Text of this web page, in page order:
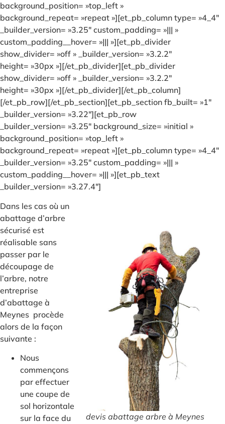
background_position= »top_left »
background_repeat= »repeat »][et_pb_column type= »4_4″
_builder_version= »3.25″ custom_padding= »||| »
custom_padding__hover= »||| »][et_pb_divider
show_divider= »off » _builder_version= »3.2.2″
height= »30px »][/et_pb_divider][et_pb_divider
show_divider= »off » _builder_version= »3.2.2″
height= »30px »][/et_pb_divider][/et_pb_column]
[/et_pb_row][/et_pb_section][et_pb_section fb_built= »1″
_builder_version= »3.22″][et_pb_row
_builder_version= »3.25″ background_size= »initial »
background_position= »top_left »
background_repeat= »repeat »][et_pb_column type= »4_4″
_builder_version= »3.25″ custom_padding= »||| »
custom_padding__hover= »||| »][et_pb_text
_builder_version= »3.27.4″]
devis abattage arbre à Meynes
Dans les cas où un
abattage d’arbre
sécurisé est
réalisable sans
passer par le
découpage de
l’arbre, notre
entreprise
d’abattage à
Meynes procède
alors de la façon
suivante :
Nous
commençons
par effectuer
une coupe de
sol horizontale
sur la face du